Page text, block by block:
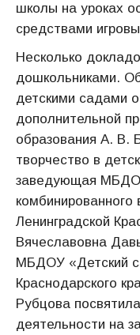
школы на уроках
средствами
Несколько
дошкольниками.
детскими садами
дополнительной
образования А. В.
творчество в
заведующая
Ленинградской
Вячеславовна
МБДОУ «Детский
Краснодарского
Рубцова
деятельности на